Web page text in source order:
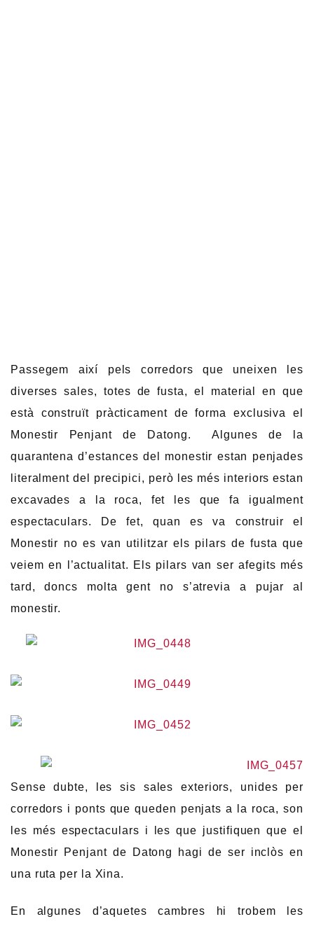
Passegem així pels corredors que uneixen les
diverses sales, totes de fusta, el material en que
està construït pràcticament de forma exclusiva el
Monestir Penjant de Datong. Algunes de la
quarantena d’estances del monestir estan penjades
literalment del precipici, però les més interiors estan
excavades a la roca, fet les que fa igualment
espectaculars. De fet, quan es va construir el
Monestir no es van utilitzar els pilars de fusta que
veiem en l’actualitat. Els pilars van ser afegits més
tard, doncs molta gent no s’atrevia a pujar al
monestir.
Sense dubte, les sis sales exteriors, unides per
corredors i ponts que queden penjats a la roca, son
les més espectaculars i les que justifiquen que el
Monestir Penjant de Datong hagi de ser inclòs en
una ruta per la Xina.
En algunes d’aquetes cambres hi trobem les